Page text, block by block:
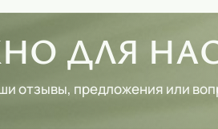
ДЛЯ
отзывы, предложения или